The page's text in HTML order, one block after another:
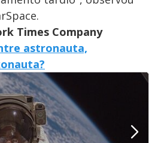
Times Company
astronauta,